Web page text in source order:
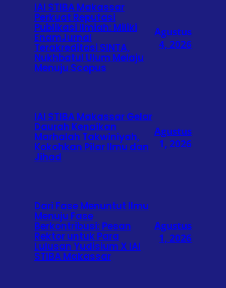
IAI STIBA Makassar
Perkuat Reputasi
Publikasi Ilmiah: Miliki
EnamJurnal
Terakreditasi SINTA,
Nukhbatul Ulum Melaju
Menuju Scopus
Agustus
4, 2026
IAI STIBA Makassar Gelar
Daurah Kenaikan
Marhalah Takwiniyah,
Kokohkan Pilar Ilmu dan
Jihad
Agustus
1, 2026
Dari Fase Menuntut Ilmu
Menuju Fase
Berkontribusi: Pesan
Rektor untuk Para
Lulusan Yudisium X IAI
STIBA Makassar
Agustus
1, 2026